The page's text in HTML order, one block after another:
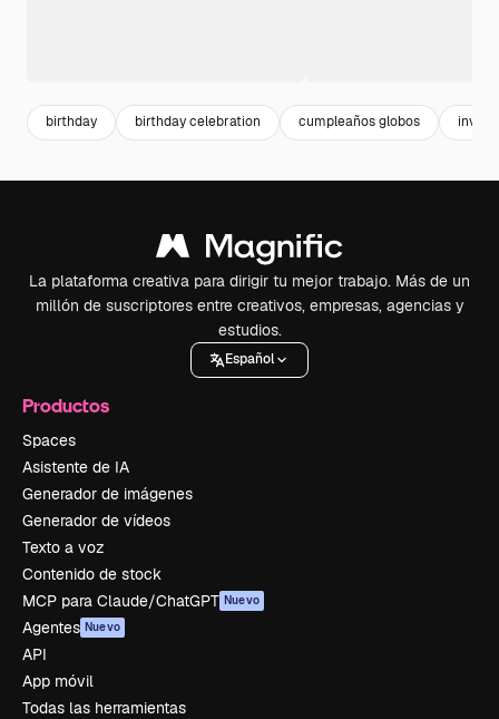
birthday birthday celebration cumpleaños globos
La plataforma creativa para dirigir tu mejor trabajo. Más de un
millón de suscriptores entre creativos, empresas, agencias y
estudios.
Español
Productos
Spaces
Asistente de IA
Generador de imágenes
Generador de vídeos
Texto a voz
Contenido de stock
MCP para Claude/ChatGPT Nuevo
Agentes Nuevo
API
App móvil
Todas las herramientas